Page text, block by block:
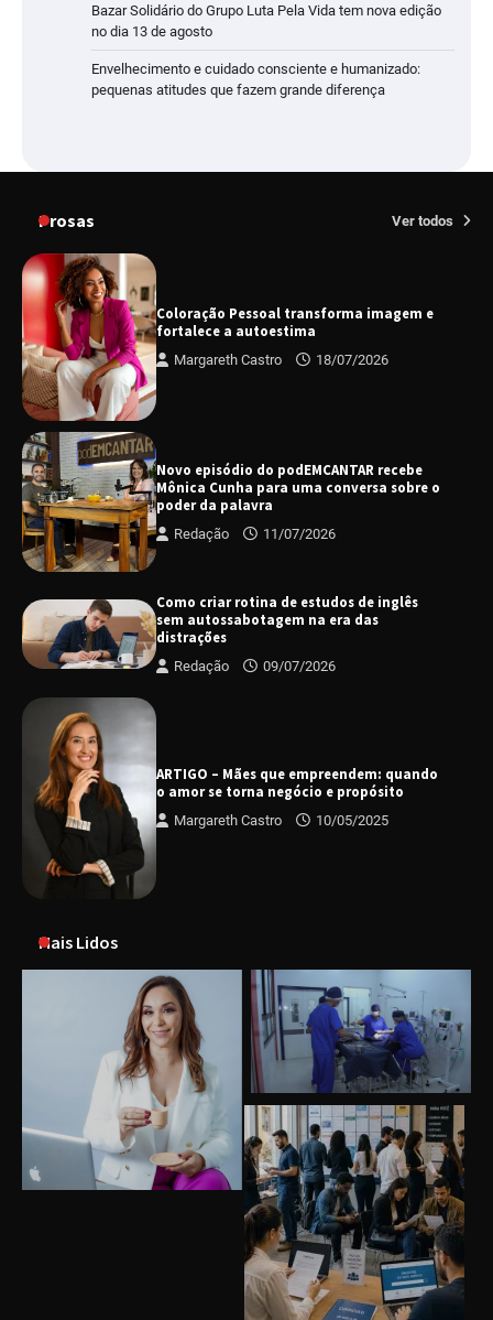
Bazar Solidário do Grupo Luta Pela Vida tem nova edição
no dia 13 de agosto
Envelhecimento e cuidado consciente e humanizado:
pequenas atitudes que fazem grande diferença
Prosas Ver todos
Coloração Pessoal transforma imagem e
fortalece a autoestima
Margareth Castro 18/07/2026
Novo episódio do podEMCANTAR recebe
Mônica Cunha para uma conversa sobre o
poder da palavra
Redação 11/07/2026
Como criar rotina de estudos de inglês
sem autossabotagem na era das
distrações
Redação 09/07/2026
ARTIGO – Mães que empreendem: quando
o amor se torna negócio e propósito
Margareth Castro 10/05/2025
Mais Lidos